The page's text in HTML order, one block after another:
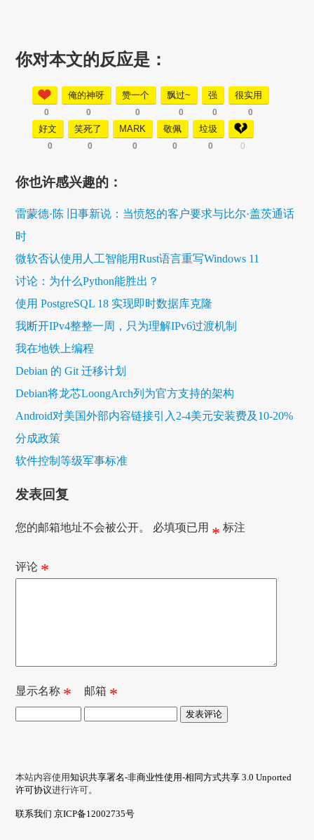
你对本文的反应是：
0
俺的神呀
0
赞一个
0
飘过~
0
强
0
很实用
0
好文
0
笑死了
0
MARK
0
敬佩
0
垃圾
0 0
你也许感兴趣的：
雷蒙德·陈 旧事新说：当愤怒的客户要求与比尔·盖茨通话
时
微软否认使用人工智能用Rust语言重写Windows 11
讨论：为什么Python能胜出？
使用 PostgreSQL 18 实现即时数据库克隆
我断开IPv4整整一周，只为理解IPv6过渡机制
我在地铁上编程
Debian 的 Git 迁移计划
Debian将龙芯LoongArch列为官方支持的架构
Android对美国外部内容链接引入2-4美元安装费及10-20%
分成政策
软件控制等级军事标准
发表回复
您的邮箱地址不会被公开。 必填项已用 * 标注
评论 *
显示名称 * 邮箱 *
本站内容使用知识共享署名-非商业性使用-相同方式共享 3.0 Unported
许可协议进行许可。
联系我们 京ICP备12002735号